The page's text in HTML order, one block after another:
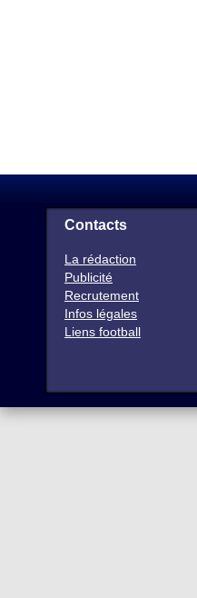
Contacts
La rédaction
Publicité
Recrutement
Infos légales
Liens football